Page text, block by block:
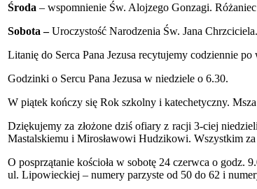
Środa – wspomnienie Św. Alojzego Gonzagi.
Sobota –Uroczystość Narodzenia Św. Jana Chrzciciela.
Litanię do Serca Pana Jezusa recytujemy codziennie
Godzinki o Sercu Pana Jezusa w niedziele o 6.30.
W piątek kończy się Rok szkolny i katechetyczny.
Dziękujemy za złożone dziś ofiary z racji 3-ciej
Mastalskiemu i Mirosławowi Hudzikowi. Wszystkim
O posprzątanie kościoła w sobotę 24 czerwca o godz.
ul. Lipowieckiej – numery parzyste od 50 do 62 i